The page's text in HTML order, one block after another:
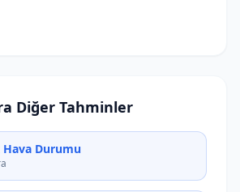
Diğer Tahminler
Hava Durumu